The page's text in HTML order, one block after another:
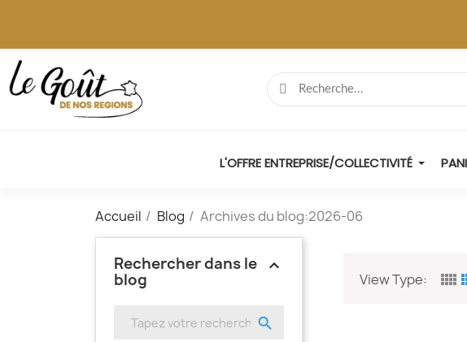
L'OFFRE ENTREPRISE/COLLECTIVITÉ
Accueil Blog Archives du blog:2026-06
Rechercher dans le
blog
keyboard_arrow_up

View Type: view_comfy